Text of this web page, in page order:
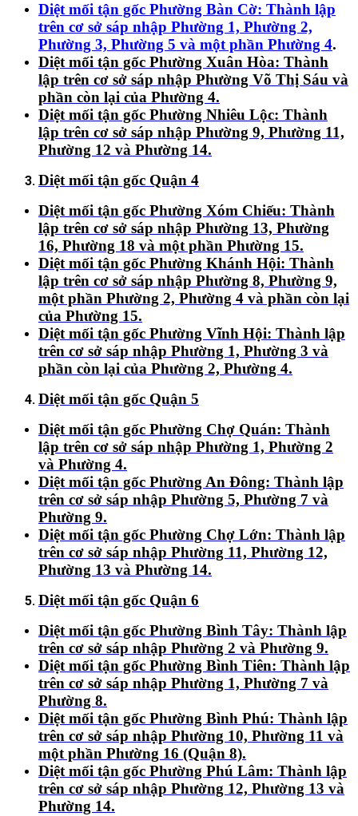
Diệt mối tận gốc Phường Bàn Cờ: Thành lập
trên cơ sở sáp nhập Phường 1, Phường 2,
Phường 3, Phường 5 và một phần Phường 4.
Diệt mối tận gốc Phường Xuân Hòa: Thành
lập trên cơ sở sáp nhập Phường Võ Thị Sáu và
phần còn lại của Phường 4.
Diệt mối tận gốc Phường Nhiêu Lộc: Thành
lập trên cơ sở sáp nhập Phường 9, Phường 11,
Phường 12 và Phường 14.
Diệt mối tận gốc Quận 4
Diệt mối tận gốc Phường Xóm Chiếu: Thành
lập trên cơ sở sáp nhập Phường 13, Phường
16, Phường 18 và một phần Phường 15.
Diệt mối tận gốc Phường Khánh Hội: Thành
lập trên cơ sở sáp nhập Phường 8, Phường 9,
một phần Phường 2, Phường 4 và phần còn lại
của Phường 15.
Diệt mối tận gốc Phường Vĩnh Hội: Thành lập
trên cơ sở sáp nhập Phường 1, Phường 3 và
phần còn lại của Phường 2, Phường 4.
Diệt mối tận gốc Quận 5
Diệt mối tận gốc Phường Chợ Quán: Thành
lập trên cơ sở sáp nhập Phường 1, Phường 2
và Phường 4.
Diệt mối tận gốc Phường An Đông: Thành lập
trên cơ sở sáp nhập Phường 5, Phường 7 và
Phường 9.
Diệt mối tận gốc Phường Chợ Lớn: Thành lập
trên cơ sở sáp nhập Phường 11, Phường 12,
Phường 13 và Phường 14.
Diệt mối tận gốc Quận 6
Diệt mối tận gốc Phường Bình Tây: Thành lập
trên cơ sở sáp nhập Phường 2 và Phường 9.
Diệt mối tận gốc Phường Bình Tiên: Thành lập
trên cơ sở sáp nhập Phường 1, Phường 7 và
Phường 8.
Diệt mối tận gốc Phường Bình Phú: Thành lập
trên cơ sở sáp nhập Phường 10, Phường 11 và
một phần Phường 16 (Quận 8).
Diệt mối tận gốc Phường Phú Lâm: Thành lập
trên cơ sở sáp nhập Phường 12, Phường 13 và
Phường 14.